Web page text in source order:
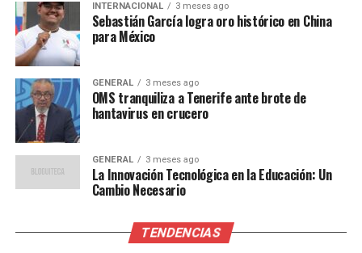
El Ministerio de Educación ha anunciado recientemente
un programa de becas para estudiantes interesados en
carreras tecnológicas.
“Estamos comprometidos a
garantizar que nuestra
fuerza laboral esté
equipada para enfrentar los
desafíos del futuro”,
INTERNACIONAL 3 meses ago
Sebastián García logra oro histórico en China
para México
GENERAL 3 meses ago
OMS tranquiliza a Tenerife ante brote de
hantavirus en crucero
GENERAL 3 meses ago
La Innovación Tecnológica en la Educación: Un
Cambio Necesario
TENDENCIAS